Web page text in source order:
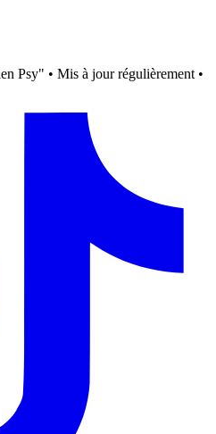
Psy" • Mis à jour régulièrement •